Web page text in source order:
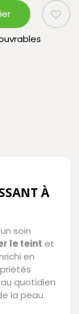
À
soin
le teint et
en
quotidien
la peau.